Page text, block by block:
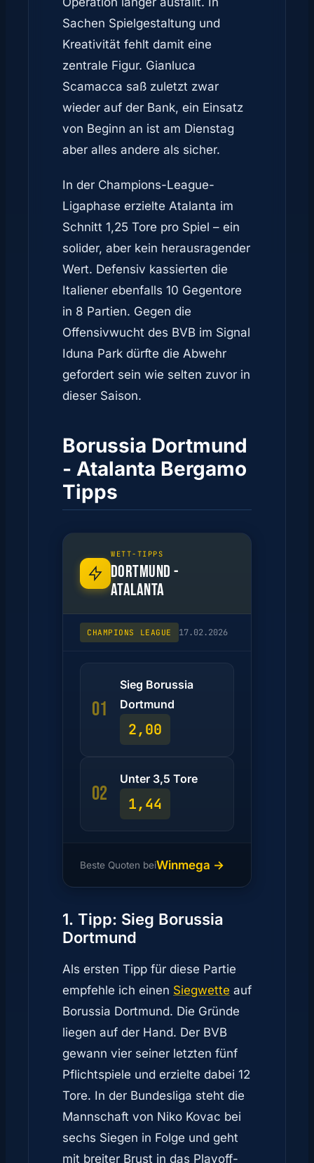
Sachen Spielgestaltung und
Kreativität fehlt damit eine
zentrale Figur. Gianluca
Scamacca saß zuletzt zwar
wieder auf der Bank, ein Einsatz
von Beginn an ist am Dienstag
aber alles andere als sicher.
In der Champions-League-
Ligaphase erzielte Atalanta im
Schnitt 1,25 Tore pro Spiel – ein
solider, aber kein herausragender
Wert. Defensiv kassierten die
Italiener ebenfalls 10 Gegentore
in 8 Partien. Gegen die
Offensivwucht des BVB im Signal
Iduna Park dürfte die Abwehr
gefordert sein wie selten zuvor in
dieser Saison.
Borussia Dortmund
- Atalanta Bergamo
Tipps
WETT-TIPPS
DORTMUND -
ATALANTA
CHAMPIONS LEAGUE 17.02.2026
01
Sieg Borussia
Dortmund
2,00
02
Unter 3,5 Tore
1,44
Beste Quoten beiWinmega →
1. Tipp: Sieg Borussia
Dortmund
Als ersten Tipp für diese Partie
empfehle ich einen Siegwette auf
Borussia Dortmund. Die Gründe
liegen auf der Hand. Der BVB
gewann vier seiner letzten fünf
Pflichtspiele und erzielte dabei 12
Tore. In der Bundesliga steht die
Mannschaft von Niko Kovac bei
sechs Siegen in Folge und geht
mit breiter Brust in das Playoff-